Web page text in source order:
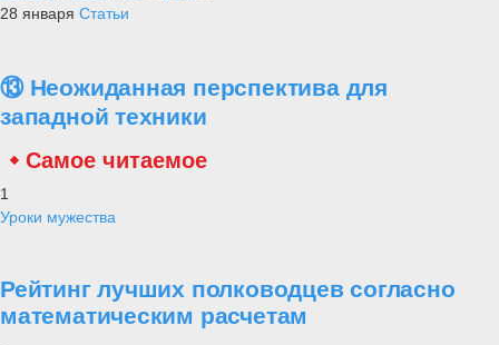
28 января Статьи
⑬ Неожиданная перспектива для
западной техники
Самое читаемое
1
Уроки мужества
Рейтинг лучших полководцев согласно
математическим расчетам